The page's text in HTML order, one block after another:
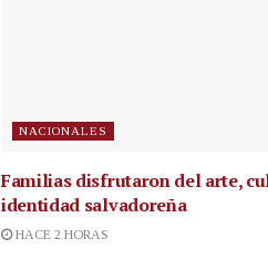
NACIONALES
Familias disfrutaron del arte,
identidad salvadoreña
HACE 2 HORAS